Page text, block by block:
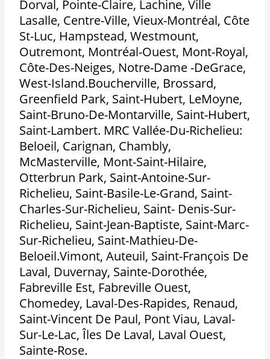
Dorval, Pointe-Claire, Lachine, Ville
Lasalle, Centre-Ville, Vieux-Montréal, Côte
St-Luc, Hampstead, Westmount,
Outremont, Montréal-Ouest, Mont-Royal,
Côte-Des-Neiges, Notre-Dame -DeGrace,
West-Island.Boucherville, Brossard,
Greenfield Park, Saint-Hubert, LeMoyne,
Saint-Bruno-De-Montarville, Saint-Hubert,
Saint-Lambert. MRC Vallée-Du-Richelieu:
Beloeil, Carignan, Chambly,
McMasterville, Mont-Saint-Hilaire,
Otterbrun Park, Saint-Antoine-Sur-
Richelieu, Saint-Basile-Le-Grand, Saint-
Charles-Sur-Richelieu, Saint- Denis-Sur-
Richelieu, Saint-Jean-Baptiste, Saint-Marc-
Sur-Richelieu, Saint-Mathieu-De-
Beloeil.Vimont, Auteuil, Saint-François De
Laval, Duvernay, Sainte-Dorothée,
Fabreville Est, Fabreville Ouest,
Chomedey, Laval-Des-Rapides, Renaud,
Saint-Vincent De Paul, Pont Viau, Laval-
Sur-Le-Lac, Îles De Laval, Laval Ouest,
Sainte-Rose.